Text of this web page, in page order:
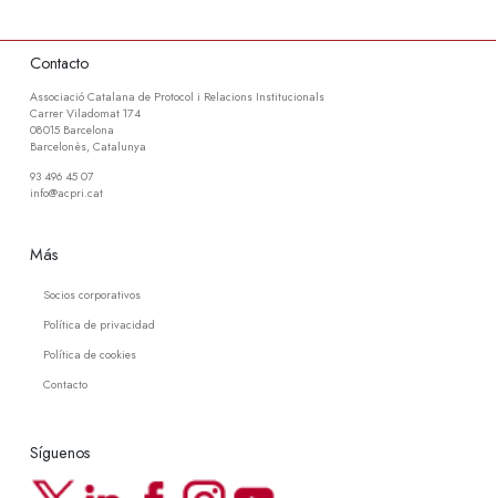
Contacto
Associació Catalana de Protocol i Relacions Institucionals
Carrer Viladomat 174
08015 Barcelona
Barcelonès, Catalunya
93 496 45 07
info@acpri.cat
Más
Socios corporativos
Política de privacidad
Política de cookies
Contacto
Síguenos